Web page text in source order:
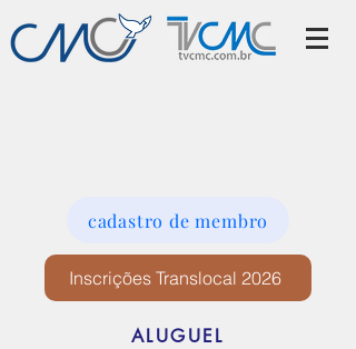
cadastro de membro
Inscrições Translocal 2026
ALUGUEL